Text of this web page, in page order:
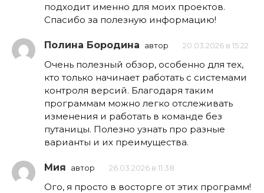
подходит именно для моих проектов.
Спасибо за полезную информацию!
Полина Бородина автор 20.03.2026 в 15:22
Очень полезный обзор, особенно для тех,
кто только начинает работать с системами
контроля версий. Благодаря таким
программам можно легко отслеживать
изменения и работать в команде без
путаницы. Полезно узнать про разные
варианты и их преимущества.
Мия автор 26.03.2026 в 11:38
Ого, я просто в восторге от этих программ!